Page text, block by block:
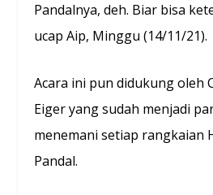
Pandalnya, deh. Biar bisa
ucap Aip, Minggu (14/11/21).
Acara ini pun didukung oleh
Eiger yang sudah menjadi
menemani setiap rangkaian
Pandal.